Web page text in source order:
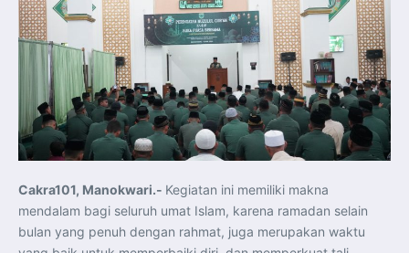
Pelatihan Signal Radio untuk Misi Pertahanan Udara dan
Radar
Menkeu Purbaya Instruksikan Penyelarasan Aturan KEK
untuk Perkuat Daya Saing Industri Dalam Negeri
Mentan Amran Pacu Produksi Gula Nasional, Target
Swasembada Gula Putih Dua Tahun dan Tembus 3 Juta
Ton
Menlu Sugiono Tekankan Inovasi sebagai Kunci
Penguatan Kerja Sama Konkret ASEAN Plus Three
Latma ORRUDA 2026 di Vladivostok Perkuat Diplomasi
Maritim TNI AL dan Rusia
Latihan DACT di Exercise Pitch Black 2026 Tingkatkan
Kesiapan Tempur Penerbang TNI AU
Menjadi Penopang Stabilitas Kawasan”
ASEAN dan Amerika Serikat Perkuat Kemitraan untuk
Jaga Stabilitas Kawasan dan Dorong Pertumbuhan
Ekonomi
Presiden Prabowo Terima Direktur FBI, Indonesia dan AS
Cakra101, Manokwari.- Kegiatan ini memiliki makna
mendalam bagi seluruh umat Islam, karena ramadan selain
bulan yang penuh dengan rahmat, juga merupakan waktu